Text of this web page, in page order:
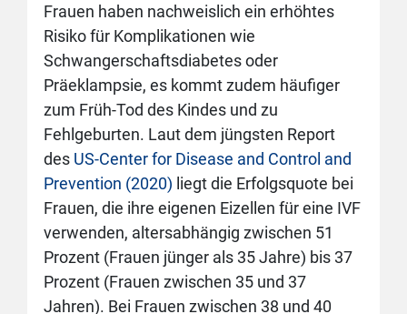
Frauen haben nachweislich ein erhöhtes
Risiko für Komplikationen wie
Schwangerschaftsdiabetes oder
Präeklampsie, es kommt zudem häufiger
zum Früh-Tod des Kindes und zu
Fehlgeburten. Laut dem jüngsten Report
des US-Center for Disease and Control and
Prevention (2020) liegt die Erfolgsquote bei
Frauen, die ihre eigenen Eizellen für eine IVF
verwenden, altersabhängig zwischen 51
Prozent (Frauen jünger als 35 Jahre) bis 37
Prozent (Frauen zwischen 35 und 37
Jahren). Bei Frauen zwischen 38 und 40